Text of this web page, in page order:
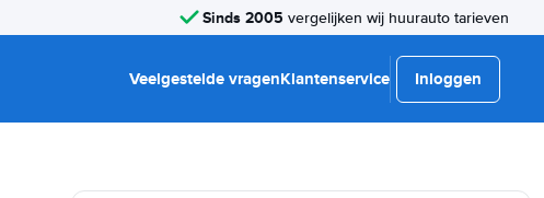
Sinds 2005 vergelijken wij huurauto tarieven
Veelgestelde vragenKlantenservice Inloggen